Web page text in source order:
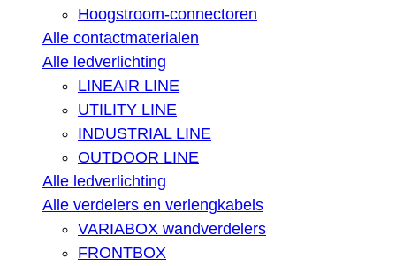
Hoogstroom-connectoren
Alle contactmaterialen
Alle ledverlichting
LINEAIR LINE
UTILITY LINE
INDUSTRIAL LINE
OUTDOOR LINE
Alle ledverlichting
Alle verdelers en verlengkabels
VARIABOX wandverdelers
FRONTBOX